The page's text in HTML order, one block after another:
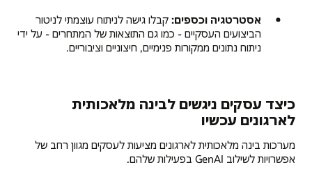
אסטרטגיה וכספים: קבלו גישה לניתוח עוצמתי לניטור
הביצועים העסקיים - כמו גם התוצאות של המתחרים - על ידי
ניתוח נתונים ממקורות פנימיים, חיצוניים וציבוריים.
כיצד עסקים ניגשים לבינה מלאכותית
לארגונים עכשיו
מערכות בינה מלאכותית לארגונים מציעות לעסקים מגוון רחב של
אפשרויות לשילוב GenAI בפעילות שלהם.